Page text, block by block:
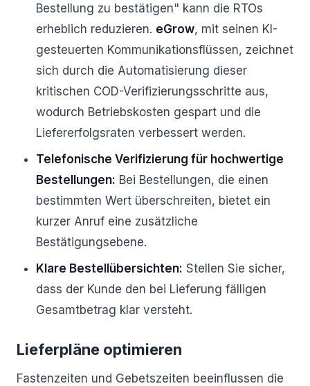
Bestellung zu bestätigen" kann die RTOs
erheblich reduzieren. eGrow, mit seinen KI-
gesteuerten Kommunikationsflüssen, zeichnet
sich durch die Automatisierung dieser
kritischen COD-Verifizierungsschritte aus,
wodurch Betriebskosten gespart und die
Liefererfolgsraten verbessert werden.
Telefonische Verifizierung für hochwertige
Bestellungen: Bei Bestellungen, die einen
bestimmten Wert überschreiten, bietet ein
kurzer Anruf eine zusätzliche
Bestätigungsebene.
Klare Bestellübersichten: Stellen Sie sicher,
dass der Kunde den bei Lieferung fälligen
Gesamtbetrag klar versteht.
Lieferpläne optimieren
Fastenzeiten und Gebetszeiten beeinflussen die